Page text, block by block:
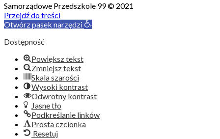
Samorządowe Przedszkole 99 © 2021
Przejdź do treści
Otwórz pasek narzędzi
Dostępność
Powiększ tekst
Zmniejsz tekst
Skala szarości
Wysoki kontrast
Odwrotny kontrast
Jasne tło
Podkreślanie linków
Prosta czcionka
Resetuj